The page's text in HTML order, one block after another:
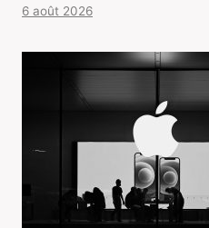
6 août 2026